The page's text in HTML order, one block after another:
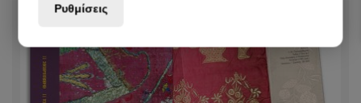
Ρυθμίσεις